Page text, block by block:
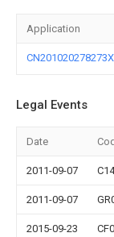
Application
Legal Events
Date
2011-09-07 C14
2011-09-07
2015-09-23